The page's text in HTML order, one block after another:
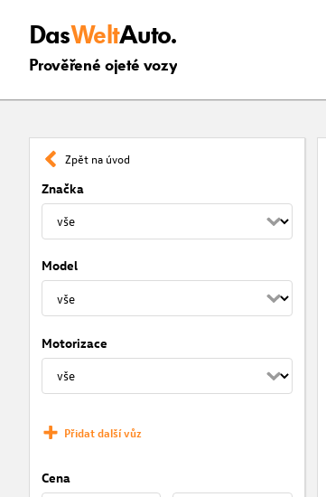
DasWeltAuto.
Prověřené ojeté vozy
Zpět na úvod
Značka
Model
Motorizace
Přidat další vůz
Cena